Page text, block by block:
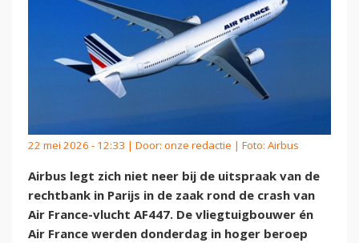
22 mei 2026 - 12:33 | Door: onze redactie | Foto: Airbus
Airbus legt zich niet neer bij de uitspraak van de
rechtbank in Parijs in de zaak rond de crash van
Air France-vlucht AF447. De vliegtuigbouwer én
Air France werden donderdag in hoger beroep